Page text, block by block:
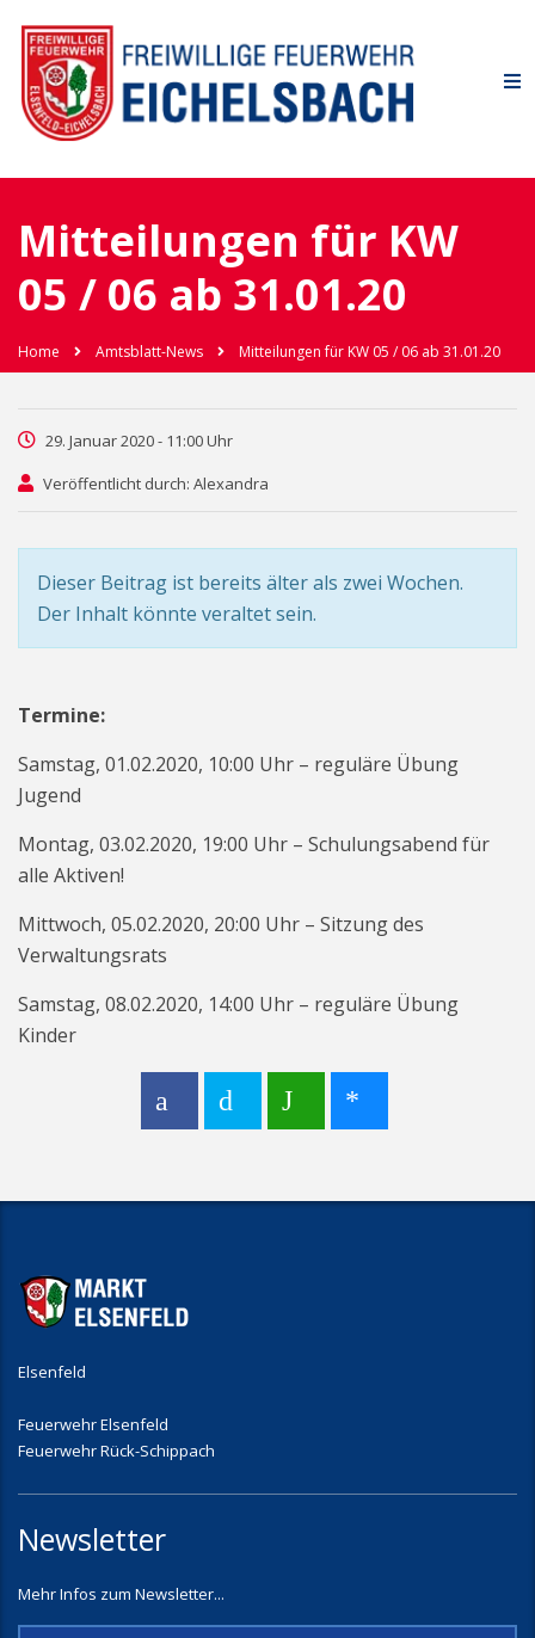
Mitteilungen für KW
05 / 06 ab 31.01.20
Home Amtsblatt-News Mitteilungen für KW 05 / 06 ab 31.01.20
29. Januar 2020 - 11:00 Uhr
Veröffentlicht durch: Alexandra
Dieser Beitrag ist bereits älter als zwei Wochen.
Der Inhalt könnte veraltet sein.
Termine:
Samstag, 01.02.2020, 10:00 Uhr – reguläre Übung
Jugend
Montag, 03.02.2020, 19:00 Uhr – Schulungsabend für
alle Aktiven!
Mittwoch, 05.02.2020, 20:00 Uhr – Sitzung des
Verwaltungsrats
Samstag, 08.02.2020, 14:00 Uhr – reguläre Übung
Kinder
Elsenfeld
Feuerwehr Elsenfeld
Feuerwehr Rück-Schippach
Newsletter
Mehr Infos zum Newsletter...